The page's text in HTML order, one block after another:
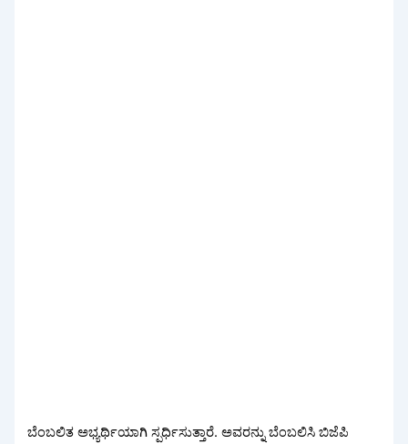
ಬೆಂಬಲಿತ ಅಭ್ಯರ್ಥಿಯಾಗಿ ಸ್ಪರ್ಧಿಸುತ್ತಾರೆ. ಅವರನ್ನು ಬೆಂಬಲಿಸಿ ಬಿಜೆಪಿ